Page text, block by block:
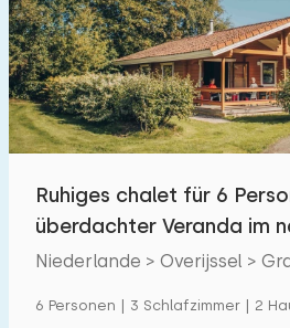
Ruhiges chalet für 6
überdachter Veranda im
Vechtdal
Niederlande > Overijssel >
6 Personen | 3 Schlafzimmer | 2